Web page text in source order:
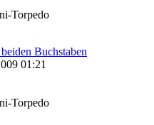
Torpedo
Buchstaben
01:21
Torpedo